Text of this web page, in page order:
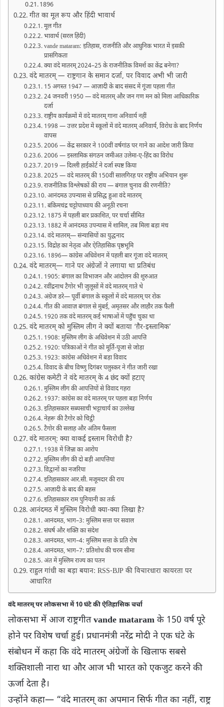
1896
गीत का मूल रूप और हिंदी भावार्थ
मूल गीत
भावार्थ (सरल हिंदी)
vande mataram: इतिहास, राजनीति और आधुनिक भारत में इसकी
प्रासंगिकता
क्या वंदे मातरम् 2024–25 के राजनीतिक विमर्श का केंद्र बनेगा?
वंदे मातरम् — राष्ट्रगान के समान दर्जा, पर विवाद अभी भी जारी
15 अगस्त 1947 — आज़ादी के बाद संसद में गूंजा पहला गीत
24 जनवरी 1950 — वंदे मातरम् और जन गण मन को मिला आधिकारिक
दर्जा
राष्ट्रीय कार्यक्रमों में वंदे मातरम् गाना अनिवार्य नहीं
1998 — उत्तर प्रदेश में स्कूलों में वंदे मातरम् अनिवार्य, विरोध के बाद निर्णय
वापस
2006 — केंद्र सरकार ने 100वीं वर्षगांठ पर गाने का आदेश जारी किया
2006 — इस्लामिक संगठन जमीअत उलेमा-ए-हिंद का विरोध
2019 — दिल्ली हाईकोर्ट ने दर्जा स्पष्ट किया
2025 — वंदे मातरम् की 150वीं सालगिरह पर राष्ट्रीय अभियान शुरू
राजनीतिक विश्लेषकों की राय — बंगाल चुनाव की रणनीति?
आनंदमठ उपन्यास से प्रसिद्ध हुआ वंदे मातरम्
बंकिमचंद्र चट्टोपाध्याय की अनूठी रचना
1875 में पहली बार प्रकाशित, पर चर्चा सीमित
1882 में आनंदमठ उपन्यास में शामिल, तब मिला बड़ा मंच
वंदे मातरम्— संन्यासियों का युद्धनाद
विद्रोह का नेतृत्व और ऐतिहासिक पृष्ठभूमि
1896— कांग्रेस अधिवेशन में पहली बार गूंजा वंदे मातरम्
वंदे मातरम्— गाने पर अंग्रेजों ने लगाया था प्रतिबंध
1905: बंगाल का विभाजन और आंदोलन की शुरुआत
रवींद्रनाथ टैगोर भी जुलूसों में वंदे मातरम् गाते थे
अंग्रेज डरे— पूर्वी बंगाल के स्कूलों में वंदे मातरम् पर रोक
गीत की आवाज़ बंगाल से मुंबई, अमृतसर और लाहौर तक फैली
1920 तक वंदे मातरम् कई भाषाओं में पहुँच चुका था
वंदे मातरम् को मुस्लिम लीग ने क्यों बताया ‘ग़ैर-इस्लामिक’
1908: मुस्लिम लीग के अधिवेशन में उठी आपत्ति
1920: पत्रिकाओं ने गीत को मूर्ति-पूजा से जोड़ा
1923: कांग्रेस अधिवेशन में बड़ा विवाद
विवाद के बीच विष्णु दिगंबर पलुस्कर ने गीत जारी रखा
कांग्रेस कमेटी ने वंदे मातरम् के 4 छंद क्यों हटाए
मुस्लिम लीग की आपत्तियों से विवाद गहरा
1937: कांग्रेस का वंदे मातरम् पर पहला बड़ा निर्णय
इतिहासकार सब्यसाची भट्टाचार्य का उल्लेख
नेहरू की टैगोर को चिट्ठी
टैगोर की सलाह और अंतिम फैसला
वंदे मातरम्: क्या वाकई इस्लाम विरोधी है?
1938 में जिन्ना का आरोप
मुस्लिम लीग की दो बड़ी आपत्तियां
विद्वानों का नजरिया
इतिहासकार आर.सी. मजूमदार की राय
आज़ादी के बाद की बहस
इतिहासकार राम पुनियानी का तर्क
आनंदमठ में मुस्लिम विरोधी क्या-क्या लिखा है?
आनंदमठ, भाग–3: मुस्लिम सत्ता पर सवाल
संघर्ष और शक्ति का संदेश
आनंदमठ, भाग–4: मुस्लिम सत्ता के प्रति रोष
आनंदमठ, भाग–7: प्रतिशोध की चरम सीमा
अंत में मुस्लिम राज्य का पतन
राहुल गांधी का बड़ा बयान: RSS-BJP की विचारधारा कायरता पर
आधारित
वंदे मातरम् पर लोकसभा में 10 घंटे की ऐतिहासिक चर्चा
लोकसभा में आज राष्ट्रगीतvande mataram के 150 वर्ष पूरे
होने पर विशेष चर्चा हुई। प्रधानमंत्री नरेंद्र मोदी ने एक घंटे के
संबोधन में कहा कि वंदे मातरम् अंग्रेजों के खिलाफ सबसे
शक्तिशाली नारा था और आज भी भारत को एकजुट करने की
ऊर्जा देता है।
उन्होंने कहा— “वंदे मातरम् का अपमान सिर्फ गीत का नहीं, राष्ट्र